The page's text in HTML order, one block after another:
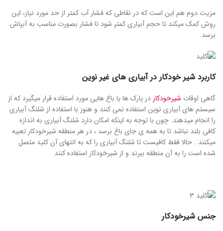
مزیت دوم هم این است که در نقاطی که فشار آب کمتر از حد مورد نیاز، این
روش کمک میکند تا حجم آبیاری کمتر شود تا فشار بصورت مناسب به آبپاش
برسد.
کاربرد شیر خودکار در آبیاری های غیر نوین
گاهی اوقات شیرخودکار در پارک ها یا باغ هایی مورد استفاده قرار میگیرد که از
سیستم های آبیاری نوین استفاده نمی کنند و هنوز با استفاده از شلنگ آبیاری
را انجام میدهند. چون با توجه به اینکه امکان دارد شلنگ آبیاری به اندازه
کافی بلند نباشد تا به همه ی جای باغ برسد ، در هر منطقه شیرخودکار تعبیه
میکنند . حالا فقط کافیست تا شلنگ آبیاری را که به انتهای آن کلید متصل
شده است را به آن منطقه ببرند و از شیرخودکار استفاده کنند
جنس شیرخودکار